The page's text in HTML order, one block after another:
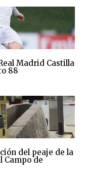
Madrid Castilla
88
del peaje de la
Campo de